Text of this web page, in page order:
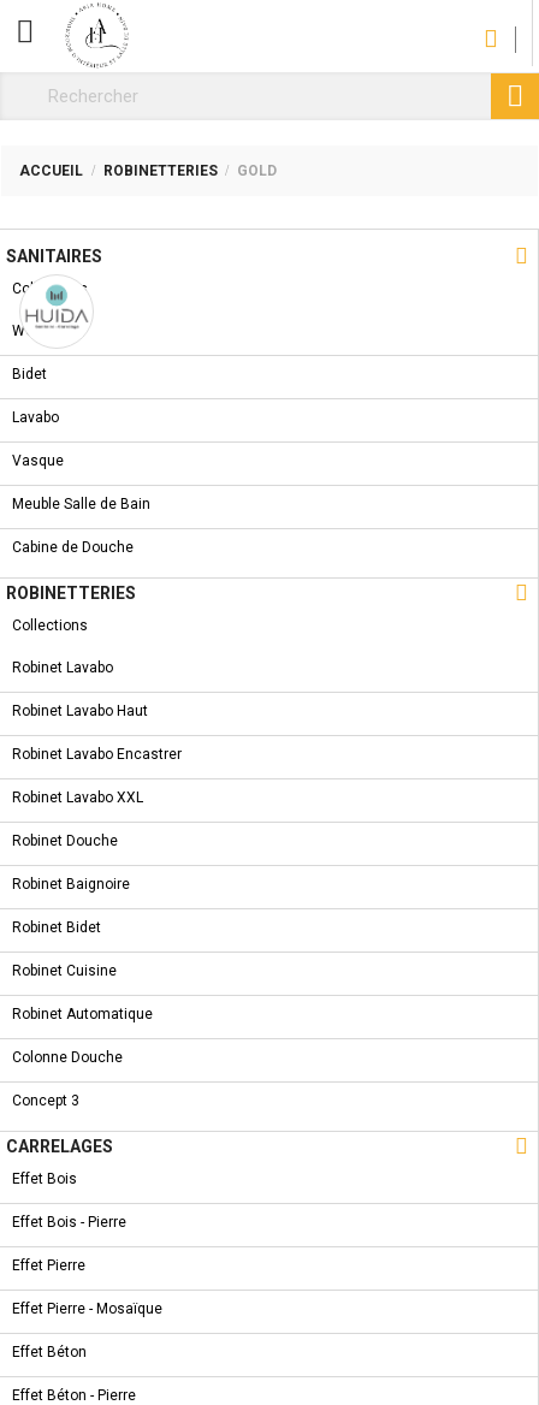
CATÉGORIE

SANITAIRES 
Collections
WC
Bidet
Lavabo
Vasque
Meuble Salle de Bain
Cabine de Douche
ROBINETTERIES 
Collections
Robinet Lavabo
Robinet Lavabo Haut
Robinet Lavabo Encastrer
Robinet Lavabo XXL
Robinet Douche
Robinet Baignoire
Robinet Bidet
Robinet Cuisine
Robinet Automatique
Colonne Douche
Concept 3
CARRELAGES 
Effet Bois
Effet Bois - Pierre
Effet Pierre
Effet Pierre - Mosaïque
Effet Béton
Effet Béton - Pierre
ACCUEIL ROBINETTERIES GOLD
ROBINETTERIES GOLD
REF : HDA3265L
Flexible d’alimentation inclus
Vidage automatique
COMMANDER Partager Tweet
Pinterest
FICHE TECHNIQUE
5 AUTRES PRODUITS DANS LA MÊME
CATÉGORIE :